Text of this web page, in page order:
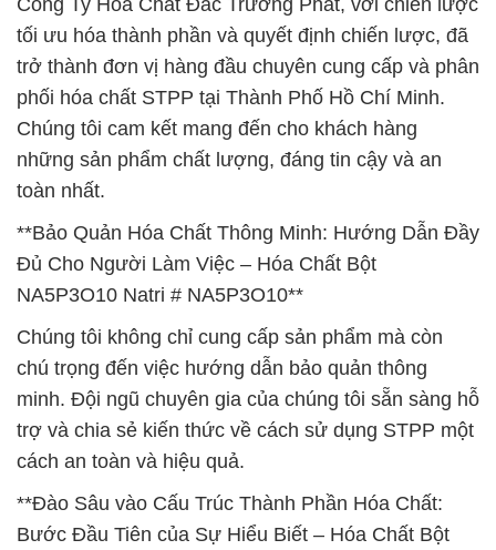
Công Ty Hóa Chất Đắc Trường Phát, với chiến lược
tối ưu hóa thành phần và quyết định chiến lược, đã
trở thành đơn vị hàng đầu chuyên cung cấp và phân
phối hóa chất STPP tại Thành Phố Hồ Chí Minh.
Chúng tôi cam kết mang đến cho khách hàng
những sản phẩm chất lượng, đáng tin cậy và an
toàn nhất.
**Bảo Quản Hóa Chất Thông Minh: Hướng Dẫn Đầy
Đủ Cho Người Làm Việc – Hóa Chất Bột
NA5P3O10 Natri # NA5P3O10**
Chúng tôi không chỉ cung cấp sản phẩm mà còn
chú trọng đến việc hướng dẫn bảo quản thông
minh. Đội ngũ chuyên gia của chúng tôi sẵn sàng hỗ
trợ và chia sẻ kiến thức về cách sử dụng STPP một
cách an toàn và hiệu quả.
**Đào Sâu vào Cấu Trúc Thành Phần Hóa Chất:
Bước Đầu Tiên của Sự Hiểu Biết – Hóa Chất Bột